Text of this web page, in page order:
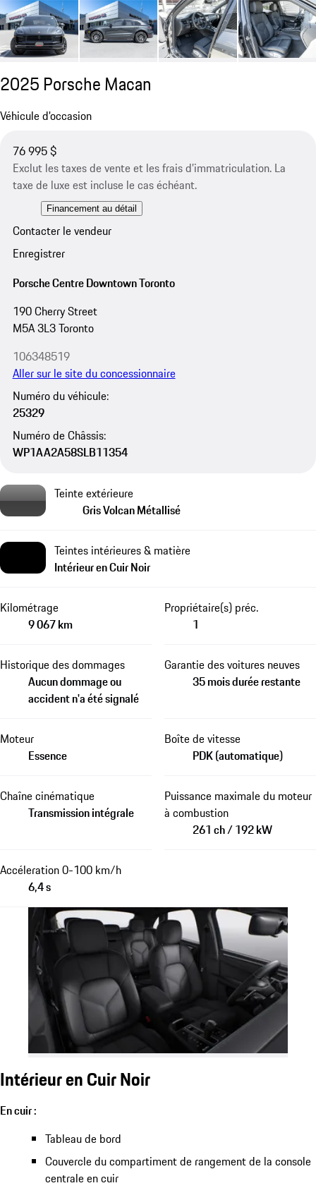
2025 Porsche Macan
Véhicule d'occasion
76 995 $
Exclut les taxes de vente et les frais d’immatriculation. La
taxe de luxe est incluse le cas échéant.
Financement au détail
Contacter le vendeur
Enregistrer
Porsche Centre Downtown Toronto
190 Cherry Street
M5A 3L3 Toronto
106348519
Aller sur le site du concessionnaire
Numéro du véhicule:
25329
Numéro de Châssis:
WP1AA2A58SLB11354
Teinte extérieure
Gris Volcan Métallisé
Teintes intérieures & matière
Intérieur en Cuir Noir
Kilométrage
9 067 km
Propriétaire(s) préc.
1
Historique des dommages
Aucun dommage ou
accident n'a été signalé
Garantie des voitures neuves
35 mois durée restante
Moteur
Essence
Boîte de vitesse
PDK (automatique)
Chaîne cinématique
Transmission intégrale
Puissance maximale du moteur
à combustion
261 ch / 192 kW
Accéleration 0-100 km/h
6,4 s
Intérieur en Cuir Noir
En cuir :
Tableau de bord
Couvercle du compartiment de rangement de la console
centrale en cuir